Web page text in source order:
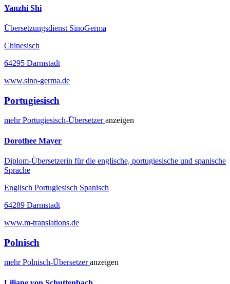
Yanzhi Shi
Übersetzungsdienst SinoGerma
Chinesisch
64295 Darmstadt
www.sino-germa.de
Portugiesisch
mehrPortugiesisch-Übersetzeranzeigen
Dorothee Mayer
Diplom-Übersetzerin für die englische, portugiesische und spanische
Sprache
Englisch Portugiesisch Spanisch
64289 Darmstadt
www.m-translations.de
Polnisch
mehrPolnisch-Übersetzeranzeigen